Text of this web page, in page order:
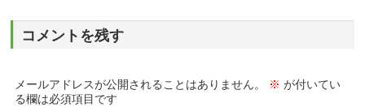
コメントを残す
メールアドレスが公開されることはありません。 ※ が付いてい
る欄は必須項目です